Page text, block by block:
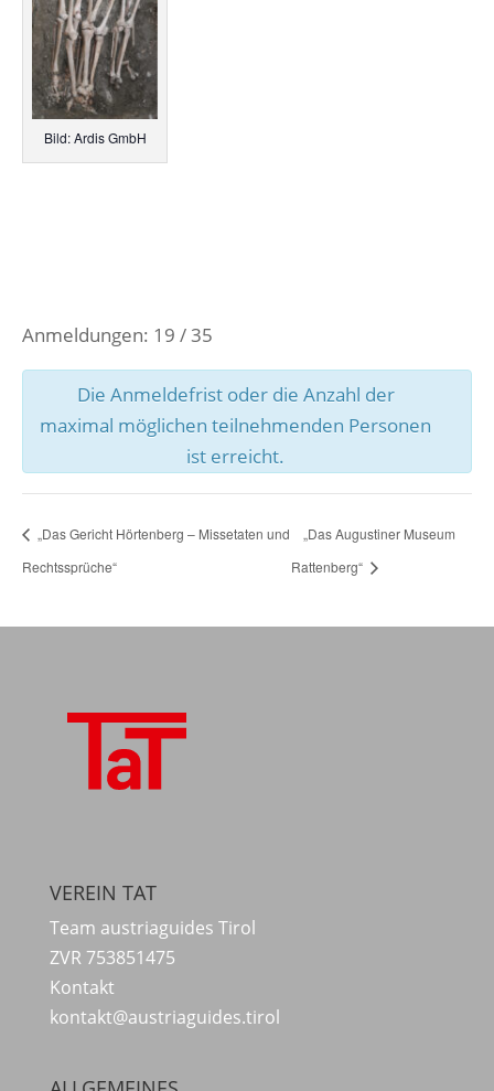
Bild: Ardis GmbH
Anmeldungen: 19 / 35
Die Anmeldefrist oder die Anzahl der
maximal möglichen teilnehmenden Personen
ist erreicht.
„Das Gericht Hörtenberg – Missetaten und
Rechtssprüche“
„Das Augustiner Museum
Rattenberg“
VEREIN TAT
Team austriaguides Tirol
ZVR 753851475
Kontakt
kontakt@austriaguides.tirol